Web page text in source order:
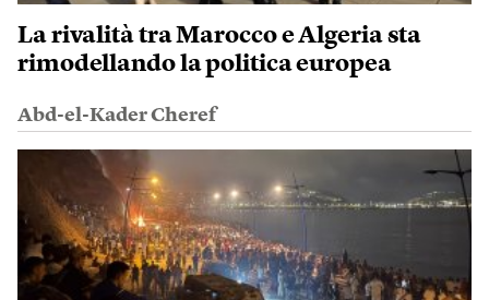
La rivalità tra Marocco e Algeria sta
rimodellando la politica europea
Abd-el-Kader Cheref